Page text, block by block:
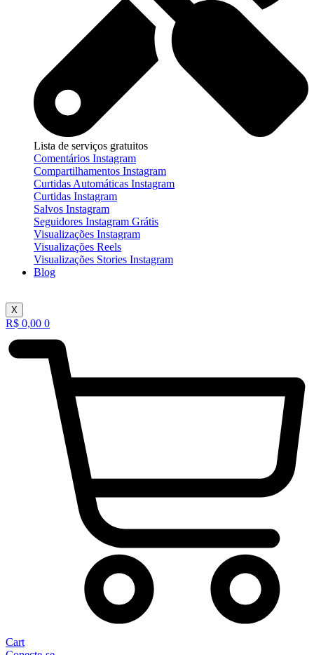
Lista de serviços gratuitos
Comentários Instagram
Compartilhamentos Instagram
Curtidas Automáticas Instagram
Curtidas Instagram
Salvos Instagram
Seguidores Instagram Grátis
Visualizações Instagram
Visualizações Reels
Visualizações Stories Instagram
Blog
X
R$ 0,00 0
Cart